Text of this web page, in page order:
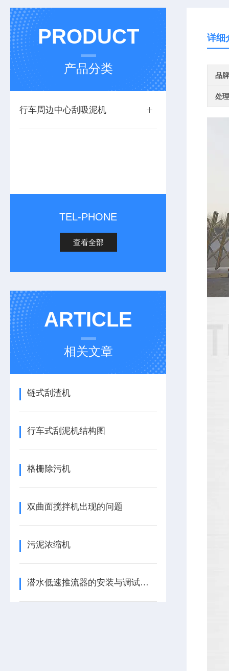
PRODUCT
产品分类
行车周边中心刮吸泥机
TEL-PHONE
查看全部
ARTICLE
相关文章
链式刮渣机
行车式刮泥机结构图
格栅除污机
双曲面搅拌机出现的问题
污泥浓缩机
潜水低速推流器的安装与调试步骤，这里知道！
详细
品牌
处